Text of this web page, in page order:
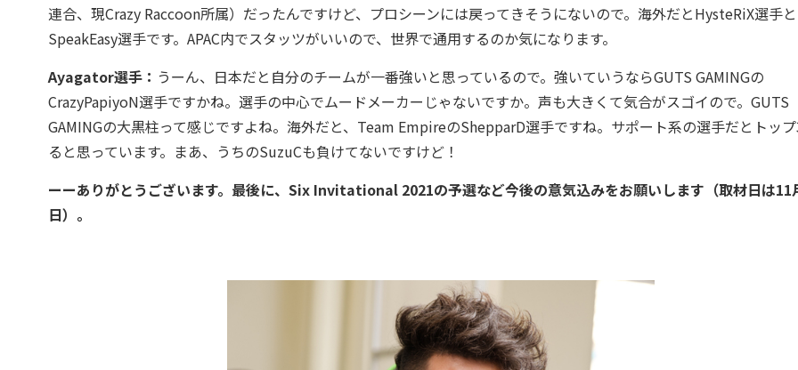
連合、現Crazy Raccoon所属）だったんですけど、プロシーンには戻ってきそうにないので。海外だとHysteRiX選手と
SpeakEasy選手です。APAC内でスタッツがいいので、世界で通用するのか気になります。
Ayagator選手： うーん、日本だと自分のチームが一番強いと思っているので。強いていうならGUTS GAMINGの
CrazyPapiyoN選手ですかね。選手の中心でムードメーカーじゃないですか。声も大きくて気合がスゴイので。GUTS
GAMINGの大黒柱って感じですよね。海外だと、Team EmpireのShepparD選手ですね。サポート系の選手だとトッ
ると思っています。まあ、うちのSuzuCも負けてないですけど！
ーーありがとうございます。最後に、Six Invitational 2021の予選など今後の意気込みをお願いします（取材日は11
日）。